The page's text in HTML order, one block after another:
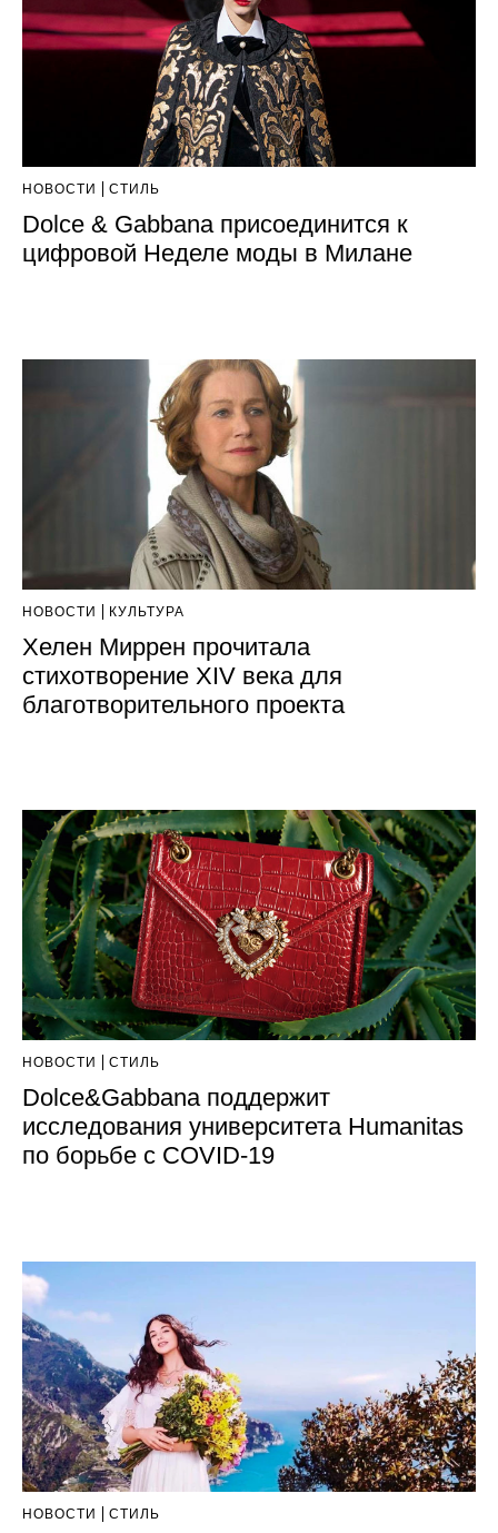
НОВОСТИ СТИЛЬ
Dolce & Gabbana присоединится к
цифровой Неделе моды в Милане
НОВОСТИ КУЛЬТУРА
Хелен Миррен прочитала
стихотворение XIV века для
благотворительного проекта
НОВОСТИ СТИЛЬ
Dolce&Gabbana поддержит
исследования университета Humanitas
по борьбе с COVID-19
НОВОСТИ СТИЛЬ